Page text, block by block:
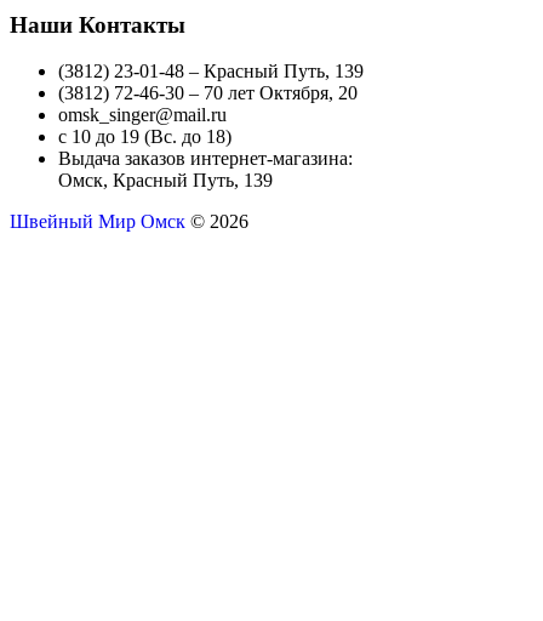
Наши Контакты
(3812) 23-01-48 – Красный Путь, 139
(3812) 72-46-30 – 70 лет Октября, 20
omsk_singer@mail.ru
с 10 до 19 (Вс. до 18)
Выдача заказов интернет-магазина:
Омск, Красный Путь, 139
Швейный Мир Омск © 2026